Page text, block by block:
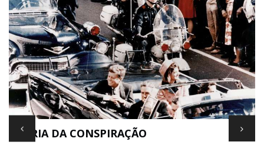
TEORIA DA CONSPIRAÇÃO